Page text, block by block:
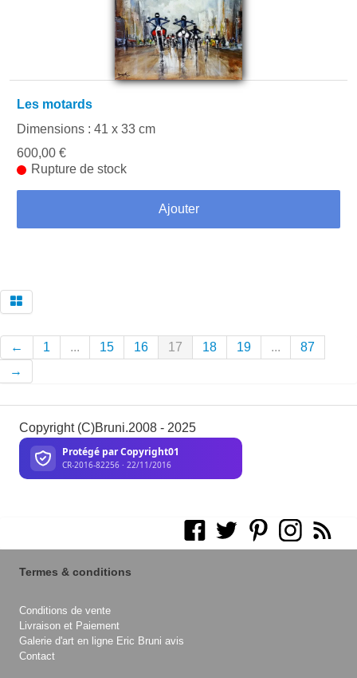
Les motards
Dimensions : 41 x 33 cm
600,00 €
Rupture de stock
Ajouter
← 1 ... 15 16 17 18 19 ...
87
→
Copyright (C)Bruni.2008 - 2025
Termes & conditions
Conditions de vente
Livraison et Paiement
Galerie d'art en ligne Eric Bruni avis
Contact